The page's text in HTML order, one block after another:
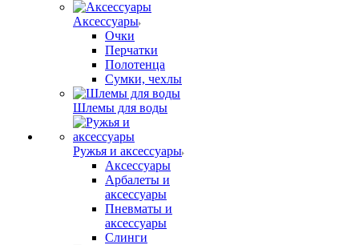
Аксессуары
Очки
Перчатки
Полотенца
Сумки, чехлы
Шлемы для воды
Ружья и аксессуары
Аксессуары
Арбалеты и
аксессуары
Пневматы и
аксессуары
Слинги